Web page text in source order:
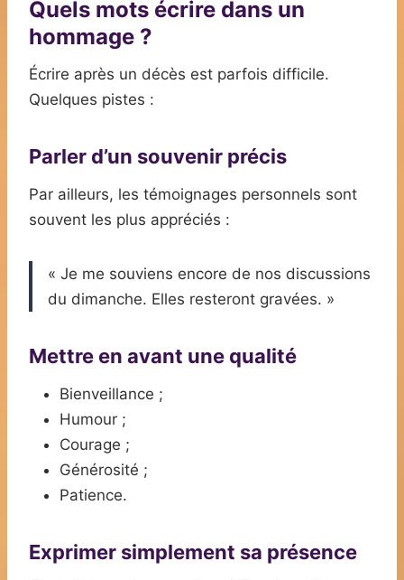
Quels mots écrire dans un
hommage ?
Écrire après un décès est parfois difficile.
Quelques pistes :
Parler d’un souvenir précis
Par ailleurs, les témoignages personnels sont
souvent les plus appréciés :
« Je me souviens encore de nos discussions
du dimanche. Elles resteront gravées. »
Mettre en avant une qualité
Bienveillance ;
Humour ;
Courage ;
Générosité ;
Patience.
Exprimer simplement sa présence